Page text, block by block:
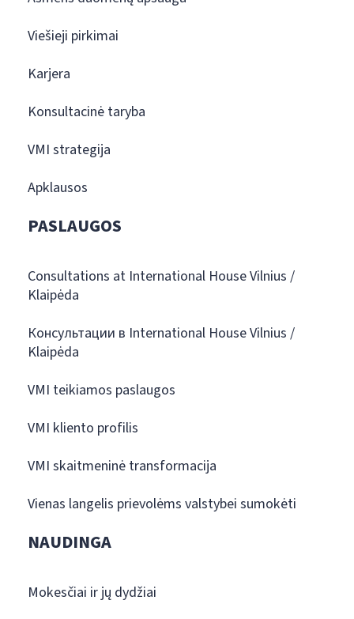
Viešieji pirkimai
Karjera
Konsultacinė taryba
VMI strategija
Apklausos
PASLAUGOS
Consultations at International House Vilnius /
Klaipėda
Консультации в International House Vilnius /
Klaipėda
VMI teikiamos paslaugos
VMI kliento profilis
VMI skaitmeninė transformacija
Vienas langelis prievolėms valstybei sumokėti
NAUDINGA
Mokesčiai ir jų dydžiai